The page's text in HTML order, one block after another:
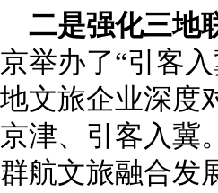
二是强化三地
京举办了“引客
地文旅企业深度
京津、引客入冀
群航文旅融合发